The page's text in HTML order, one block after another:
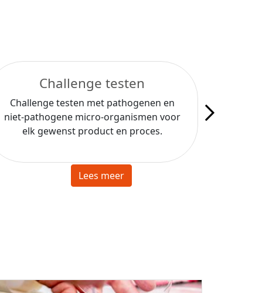
Challenge testen
Challenge testen met pathogenen en
niet-pathogene micro-organismen voor
elk gewenst product en proces.
Lees meer